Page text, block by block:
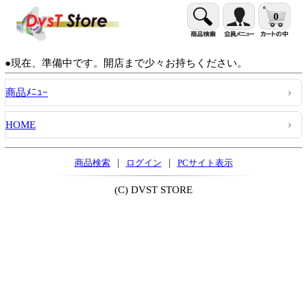
0
●現在、準備中です。開店まで少々お持ちください。
商品ﾒﾆｭｰ
HOME
商品検索 | ログイン | PCサイト表示
(C) DVST STORE